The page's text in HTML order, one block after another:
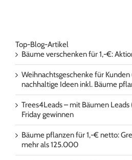
Top-Blog-Artikel
Bäume verschenken für 1,-€:
Weihnachtsgeschenke für Kunden
nachhaltige Ideen inkl. Bäume
Trees4Leads – mit Bäumen
Friday gewinnen
Bäume pflanzen für 1,-€ netto:
mehr als 125.000